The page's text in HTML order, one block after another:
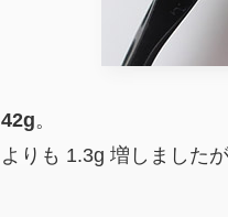
42g。
よりも 1.3g 増しました